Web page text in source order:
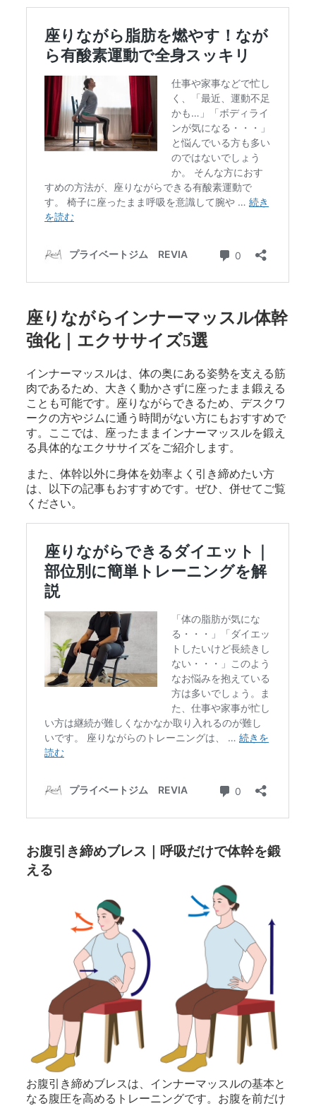
座りながらインナーマッスル体幹
強化｜エクササイズ5選
インナーマッスルは、体の奥にある姿勢を支える筋
肉であるため、大きく動かさずに座ったまま鍛える
ことも可能です。座りながらできるため、デスクワ
ークの方やジムに通う時間がない方にもおすすめで
す。ここでは、座ったままインナーマッスルを鍛え
る具体的なエクササイズをご紹介します。
また、体幹以外に身体を効率よく引き締めたい方
は、以下の記事もおすすめです。ぜひ、併せてご覧
ください。
お腹引き締めブレス｜呼吸だけで体幹を鍛
える
お腹引き締めブレスは、インナーマッスルの基本と
なる腹圧を高めるトレーニングです。お腹を前だけ